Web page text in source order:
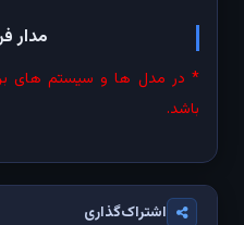
مدار
* در مدل ها و سیستم های
باشد.
اشتراک‌گذاری